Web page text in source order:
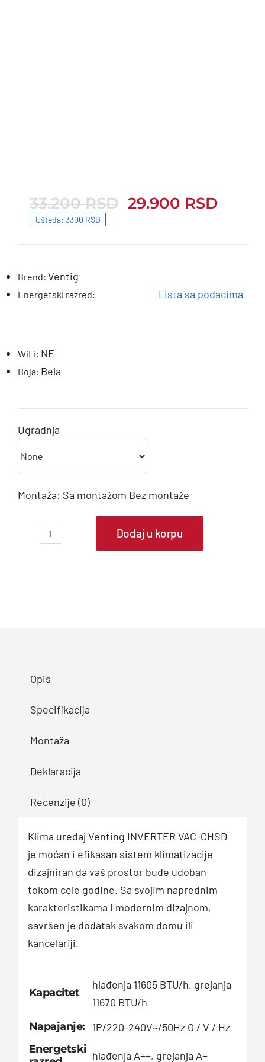
33.200RSD
33.200 RSD. 29.900 RSD
29.900 RSD.
Ušteda: 3300 RSD
Brend: Ventig
Energetski razred: Lista sa podacima
WiFi: NE
Boja: Bela
Ugradnja
Montaža: Sa montažom Bez montaže
VENTING
Dodaj u korpu
Opis
Specifikacija
Montaža
Deklaracija
Recenzije (0)
Klima uređaj Venting INVERTER VAC-CHSD
je moćan i efikasan sistem klimatizacije
dizajniran da vaš prostor bude udoban
tokom cele godine. Sa svojim naprednim
karakteristikama i modernim dizajnom,
savršen je dodatak svakom domu ili
kancelariji.
Kapacitet
hlađenja 11605 BTU/h, grejanja
11670 BTU/h
Napajanje:
1P/220-240V~/50Hz O / V / Hz
Energetski hlađenja A++, grejanja A+